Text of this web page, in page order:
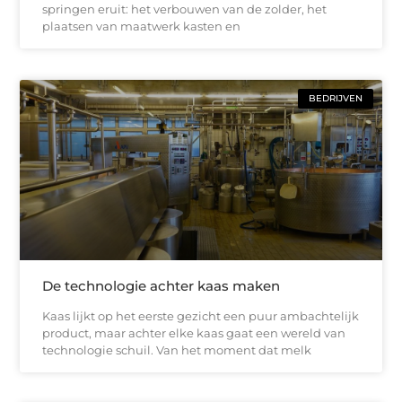
springen eruit: het verbouwen van de zolder, het
plaatsen van maatwerk kasten en
BEDRIJVEN
De technologie achter kaas maken
Kaas lijkt op het eerste gezicht een puur ambachtelijk
product, maar achter elke kaas gaat een wereld van
technologie schuil. Van het moment dat melk